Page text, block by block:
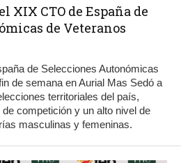
XIX CTO de España de
de Veteranos
de Selecciones Autonómicas
de semana en Aurial Mas Sedó a
territoriales del país,
competición y un alto nivel de
masculinas y femeninas.